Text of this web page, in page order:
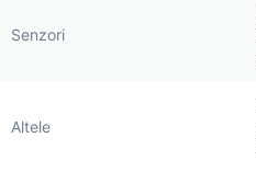
Senzori
Altele